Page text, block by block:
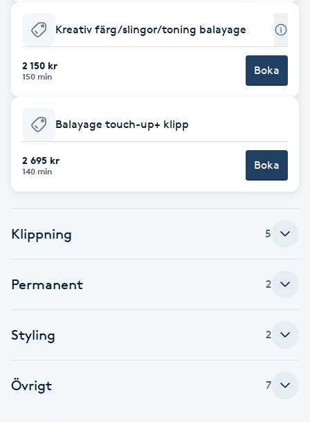
Extensions
Extensions borttagning
Face framing
Fet hårbotten
Fettreducering
Fillers
Fotmassage
Kreativ färg/slingor/toning balayage
2 150 kr
150 min Boka
Balayage touch-up+ klipp
2 695 kr
140 min Boka
Klippning 5
Permanent 2
Styling 2
Övrigt 7